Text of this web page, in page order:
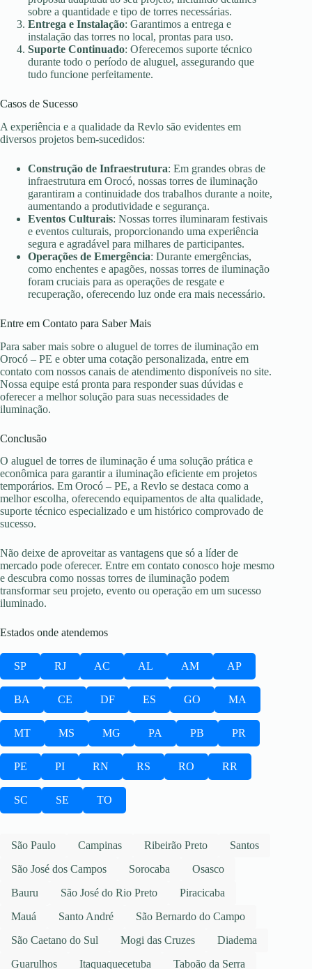
sobre a quantidade e tipo de torres necessárias.
Entrega e Instalação: Garantimos a entrega e
instalação das torres no local, prontas para uso.
Suporte Continuado: Oferecemos suporte técnico
durante todo o período de aluguel, assegurando que
tudo funcione perfeitamente.
Casos de Sucesso
A experiência e a qualidade da Revlo são evidentes em
diversos projetos bem-sucedidos:
Construção de Infraestrutura: Em grandes obras de
infraestrutura em Orocó, nossas torres de iluminação
garantiram a continuidade dos trabalhos durante a noite,
aumentando a produtividade e segurança.
Eventos Culturais: Nossas torres iluminaram festivais
e eventos culturais, proporcionando uma experiência
segura e agradável para milhares de participantes.
Operações de Emergência: Durante emergências,
como enchentes e apagões, nossas torres de iluminação
foram cruciais para as operações de resgate e
recuperação, oferecendo luz onde era mais necessário.
Entre em Contato para Saber Mais
Para saber mais sobre o aluguel de torres de iluminação em
Orocó – PE e obter uma cotação personalizada, entre em
contato com nossos canais de atendimento disponíveis no site.
Nossa equipe está pronta para responder suas dúvidas e
oferecer a melhor solução para suas necessidades de
iluminação.
Conclusão
O aluguel de torres de iluminação é uma solução prática e
econômica para garantir a iluminação eficiente em projetos
temporários. Em Orocó – PE, a Revlo se destaca como a
melhor escolha, oferecendo equipamentos de alta qualidade,
suporte técnico especializado e um histórico comprovado de
sucesso.
Não deixe de aproveitar as vantagens que só a líder de
mercado pode oferecer. Entre em contato conosco hoje mesmo
e descubra como nossas torres de iluminação podem
transformar seu projeto, evento ou operação em um sucesso
iluminado.
Estados onde atendemos
SP RJ AC AL AM AP
BA CE DF ES GO MA
MT MS MG PA PB PR
PE PI RN RS RO RR
SC SE TO
São Paulo Campinas Ribeirão Preto
Santos
São José dos Campos
Sorocaba
Osasco
Bauru
São José do Rio Preto
Piracicaba
Mauá
Santo André
São Bernardo do Campo
São Caetano do Sul
Mogi das Cruzes
Diadema
Guarulhos
Itaquaquecetuba
Taboão da Serra